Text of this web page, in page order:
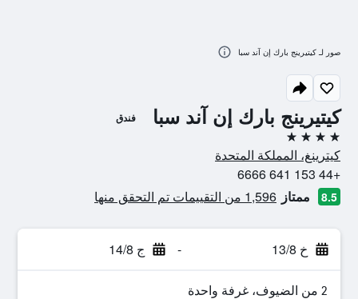
كيتيرينج بارك إن آند سبا فندق
4 نجوم
كيترينغ، المملكة المتحدة
+44 153 641 6666
8.5 ممتاز 1,596 من التقييمات تم التحقق منها
خ 13/8 - ج 14/8
2 من الضيوف، غرفة واحدة
صور لـ كيتيرينج بارك إن آند سبا